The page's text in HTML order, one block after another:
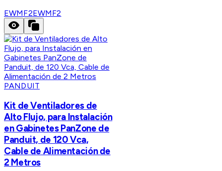
EWMF2EWMF2
PANDUIT
Kit de Ventiladores de
Alto Flujo, para Instalación
en Gabinetes PanZone de
Panduit, de 120 Vca,
Cable de Alimentación de
2 Metros